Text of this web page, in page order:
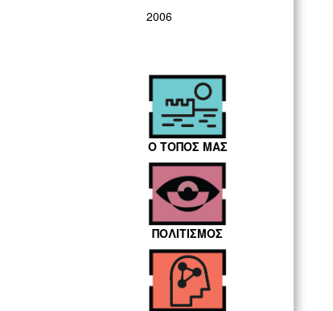
2006
Ο ΤΟΠΟΣ ΜΑΣ
ΠΟΛΙΤΙΣΜΟΣ